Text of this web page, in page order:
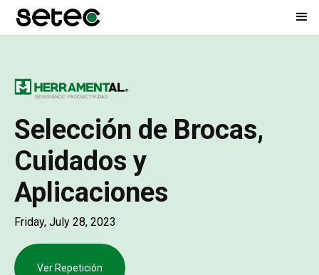
Selección de Brocas,
Cuidados y
Aplicaciones
Friday, July 28, 2023
Ver Repetición